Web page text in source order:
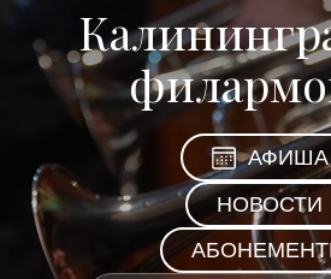
АФИША
НОВОСТИ